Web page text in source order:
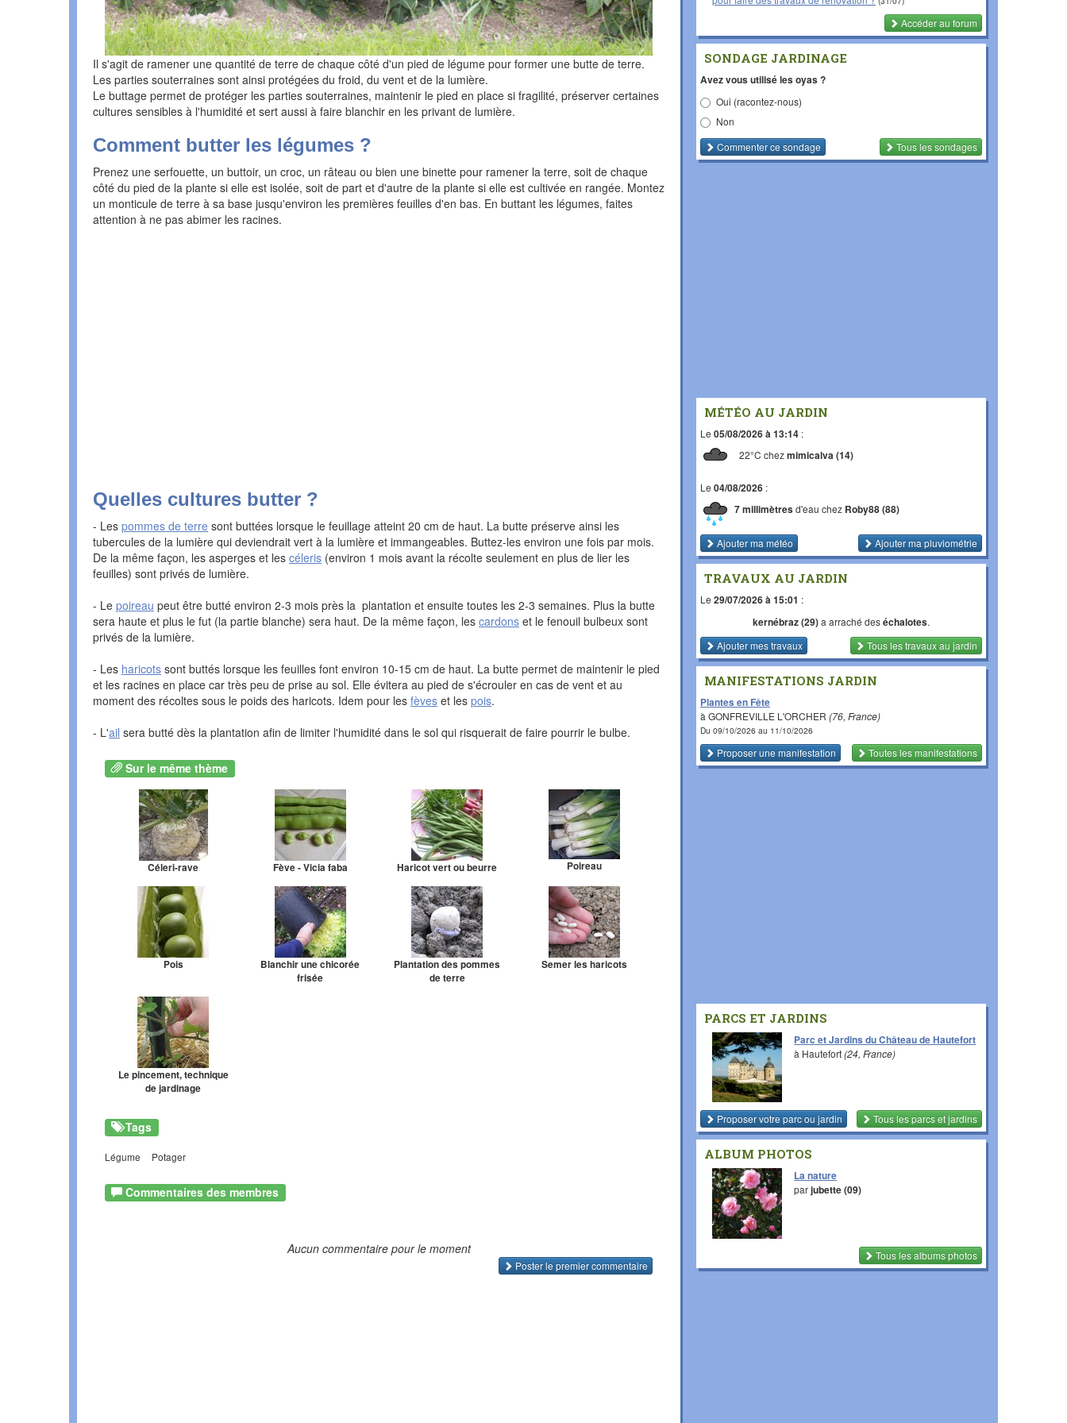
Il s'agit de ramener une quantité de terre de chaque côté d'un pied de légume pour former une butte de terre.
Les parties souterraines sont ainsi protégées du froid, du vent et de la lumière.
Le buttage permet de protéger les parties souterraines, maintenir le pied en place si fragilité, préserver certaines
cultures sensibles à l'humidité et sert aussi à faire blanchir en les privant de lumière.
Comment butter les légumes ?
Prenez une serfouette, un buttoir, un croc, un râteau ou bien une binette pour ramener la terre, soit de chaque
côté du pied de la plante si elle est isolée, soit de part et d'autre de la plante si elle est cultivée en rangée. Montez
un monticule de terre à sa base jusqu'environ les premières feuilles d'en bas. En buttant les légumes, faites
attention à ne pas abimer les racines.
Quelles cultures butter ?
- Les pommes de terre sont buttées lorsque le feuillage atteint 20 cm de haut. La butte préserve ainsi les
tubercules de la lumière qui deviendrait vert à la lumière et immangeables. Buttez-les environ une fois par mois.
De la même façon, les asperges et les céleris (environ 1 mois avant la récolte seulement en plus de lier les
feuilles) sont privés de lumière.
- Le poireau peut être butté environ 2-3 mois près la plantation et ensuite toutes les 2-3 semaines. Plus la butte
sera haute et plus le fut (la partie blanche) sera haut. De la même façon, les cardons et le fenouil bulbeux sont
privés de la lumière.
- Les haricots sont buttés lorsque les feuilles font environ 10-15 cm de haut. La butte permet de maintenir le pied
et les racines en place car très peu de prise au sol. Elle évitera au pied de s'écrouler en cas de vent et au
moment des récoltes sous le poids des haricots. Idem pour les fèves et les pois.
- L'ail sera butté dès la plantation afin de limiter l'humidité dans le sol qui risquerait de faire pourrir le bulbe.
Sur le même thème
Céleri-rave Fève - Vicia faba Haricot vert ou beurre Poireau
Pois
Blanchir une chicorée
frisée
Plantation des pommes
de terre
Semer les haricots
Le pincement, technique
de jardinage
Tags
Légume Potager
Commentaires des membres
Aucun commentaire pour le moment
Poster le premier commentaire
Accéder au forum
SONDAGE JARDINAGE
Avez vous utilisé les oyas ?
Oui (racontez-nous)
Non
Commenterce sondage Tous les sondages
MÉTÉO AU JARDIN
Le 05/08/2026 à 13:14 :
22°C chezmimicalva (14)
Le 04/08/2026 :
7 millimètresd'eau chez Roby88 (88)
Ajouter ma météo Ajouter ma pluviométrie
TRAVAUX AU JARDIN
Le 29/07/2026 à 15:01 :
kernébraz (29)a arraché deséchalotes.
Ajouter mes travaux
Tous les travauxau jardin
MANIFESTATIONS JARDIN
Plantes en Fête
à GONFREVILLE L'ORCHER (76, France)
Du 09/10/2026 au 11/10/2026
Proposer une manifestation Toutes les manifestations
PARCS ET JARDINS
Parc et Jardins du Château de Hautefort
à Hautefort(24, France)
Proposer votre parc ou jardin Tous les parcs et jardins
ALBUM PHOTOS
La nature
parjubette (09)
Tous les albums photos